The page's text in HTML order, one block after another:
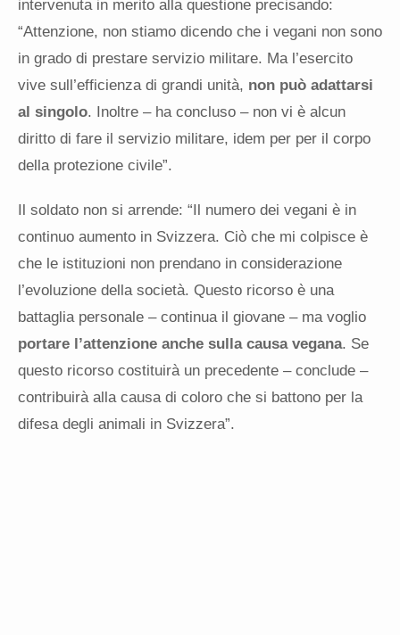
intervenuta in merito alla questione precisando:
“Attenzione, non stiamo dicendo che i vegani non sono
in grado di prestare servizio militare. Ma l’esercito
vive sull’efficienza di grandi unità, non può adattarsi
al singolo. Inoltre – ha concluso – non vi è alcun
diritto di fare il servizio militare, idem per per il corpo
della protezione civile”.
Il soldato non si arrende: “Il numero dei vegani è in
continuo aumento in Svizzera. Ciò che mi colpisce è
che le istituzioni non prendano in considerazione
l’evoluzione della società. Questo ricorso è una
battaglia personale – continua il giovane – ma voglio
portare l’attenzione anche sulla causa vegana. Se
questo ricorso costituirà un precedente – conclude –
contribuirà alla causa di coloro che si battono per la
difesa degli animali in Svizzera”.